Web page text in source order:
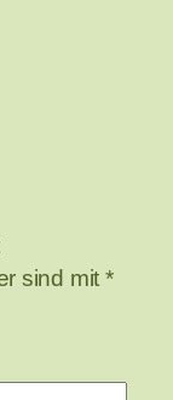
sind mit *